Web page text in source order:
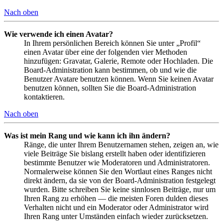
Nach oben
Wie verwende ich einen Avatar?
In Ihrem persönlichen Bereich können Sie unter „Profil“
einen Avatar über eine der folgenden vier Methoden
hinzufügen: Gravatar, Galerie, Remote oder Hochladen. Die
Board-Administration kann bestimmen, ob und wie die
Benutzer Avatare benutzen können. Wenn Sie keinen Avatar
benutzen können, sollten Sie die Board-Administration
kontaktieren.
Nach oben
Was ist mein Rang und wie kann ich ihn ändern?
Ränge, die unter Ihrem Benutzernamen stehen, zeigen an, wie
viele Beiträge Sie bislang erstellt haben oder identifizieren
bestimmte Benutzer wie Moderatoren und Administratoren.
Normalerweise können Sie den Wortlaut eines Ranges nicht
direkt ändern, da sie von der Board-Administration festgelegt
wurden. Bitte schreiben Sie keine sinnlosen Beiträge, nur um
Ihren Rang zu erhöhen — die meisten Foren dulden dieses
Verhalten nicht und ein Moderator oder Administrator wird
Ihren Rang unter Umständen einfach wieder zurücksetzen.